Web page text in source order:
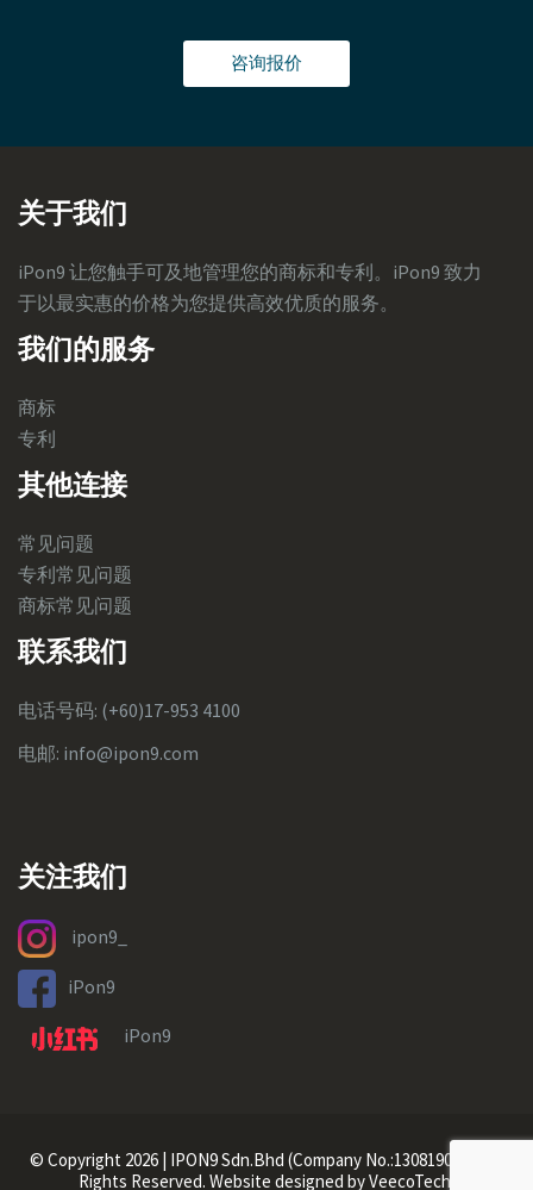
咨询报价
关于我们
iPon9 让您触手可及地管理您的商标和专利。iPon9 致力
于以最实惠的价格为您提供高效优质的服务。
我们的服务
商标
专利
其他连接
常见问题
专利常见问题
商标常见问题
联系我们
电话号码: (+60)17-953 4100
电邮: info@ipon9.com
关注我们
ipon9_
iPon9
iPon9
© Copyright 2026 | IPON9 Sdn.Bhd (Company No.:1308190-K) | All
Rights Reserved. Website designed by VeecoTech.